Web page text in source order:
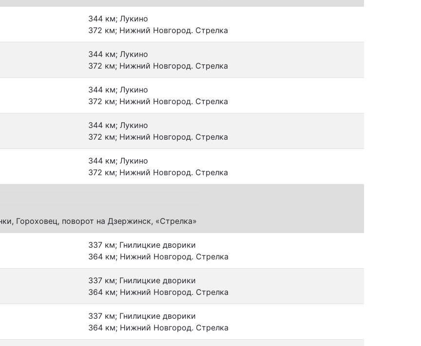
344 км; Лукино
372 км; Нижний Новгород. Стрелка
344 км; Лукино
372 км; Нижний Новгород. Стрелка
344 км; Лукино
372 км; Нижний Новгород. Стрелка
344 км; Лукино
372 км; Нижний Новгород. Стрелка
344 км; Лукино
372 км; Нижний Новгород. Стрелка
Гороховец, поворот на Дзержинск, «Стрелка»
337 км; Гнилицкие дворики
364 км; Нижний Новгород. Стрелка
337 км; Гнилицкие дворики
364 км; Нижний Новгород. Стрелка
337 км; Гнилицкие дворики
364 км; Нижний Новгород. Стрелка